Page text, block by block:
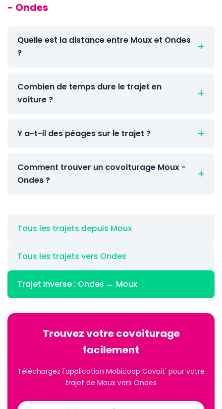
- Ondes
Quelle est la distance entre Moux et Ondes
?
Combien de temps dure le trajet en
voiture ?
Y a-t-il des péages sur le trajet ?
Comment trouver un covoiturage Moux -
Ondes ?
Tous les trajets depuis Moux
Tous les trajets vers Ondes
Trajet inverse : Ondes → Moux
Trouvez votre covoiturage
facilement
Téléchargez l'application Mobicoop Covoit' pour votre
trajet de Moux vers Ondes